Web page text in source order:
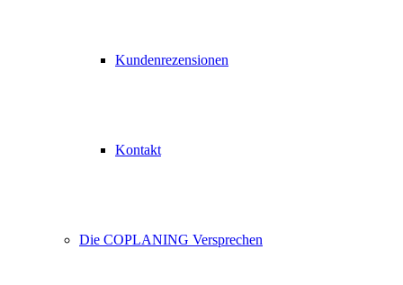
Kundenrezensionen
Kontakt
Die COPLANING Versprechen